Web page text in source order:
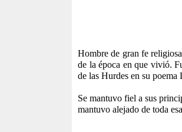
Hombre de gran fe
de la época en que vivió.
de las Hurdes en su poema
Se mantuvo fiel a sus
mantuvo alejado de toda